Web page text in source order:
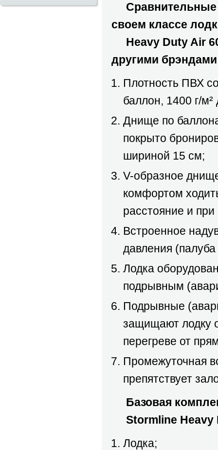
своем классе
Heavy Duty Air
другими
Плотность ПВХ
баллон, 1400 г/
Днище по
покрыто
шириной 15 см;
V-образное
комфортом
расстояние и
Встроенное
давления
Лодка
подрывным
Подрывные
защищают лодку
перегреве от
Промежуточная
препятствует
Базовая
Stormline Heavy
Лодка;